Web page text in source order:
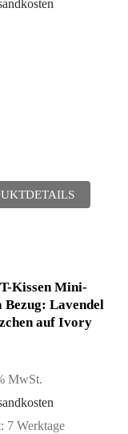
Kissen Mini-
Bezug: Lavendel
auf Ivory
MwSt.
7 Werktage